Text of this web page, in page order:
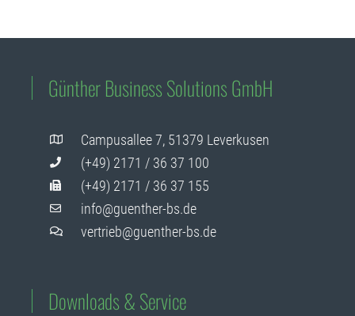
Günther Business Solutions GmbH
Campusallee 7, 51379 Leverkusen
(+49) 2171 / 36 37 100
(+49) 2171 / 36 37 155
info@guenther-bs.de
vertrieb@guenther-bs.de
Downloads & Service